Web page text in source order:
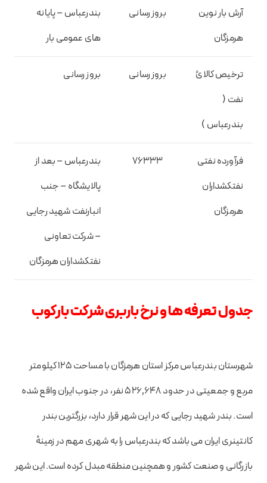
آرش بار نوین
هرمزگان
بروز رسانی
بندرعباس – پایانه
های عمومی بار
ترخیص کالائ
نفت (
بندرعباس )
بروز رسانی بروز رسانی
فرآورده نفتی
نفتکشداران
هرمزگان
۷۶۳۳۳
بندرعباس – بعد از
پالایشگاه – جنب
انبارنفت شهید رجایی
– شرکت تعاونی
نفتکشداران هرمزگان
جدول تعرفه ها و نرخ باربری شرکت بارکوب
شهرستان بندرعباس مرکز استان هرمزگان با مساحت ۱۲۵ کیلومتر
مربع و جمعیتی در حدود ۵۲۶٬۶۴۸ نفر، در جنوب ایران واقع شده
است. بندر شهید رجایی که در این شهر قرار دارد، بزرگترین بندر
کانتینری ایران می باشد که بندرعباس را به شهری مهم در زمینهٔ
بازرگانی و صنعت کشور و همچنین منطقه مبدل کرده‌ است. این شهر